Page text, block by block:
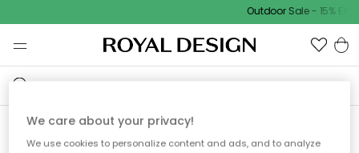
Outdoor Sale - 15%
We care about your privacy!
We use cookies to personalize content and ads, and to analyze